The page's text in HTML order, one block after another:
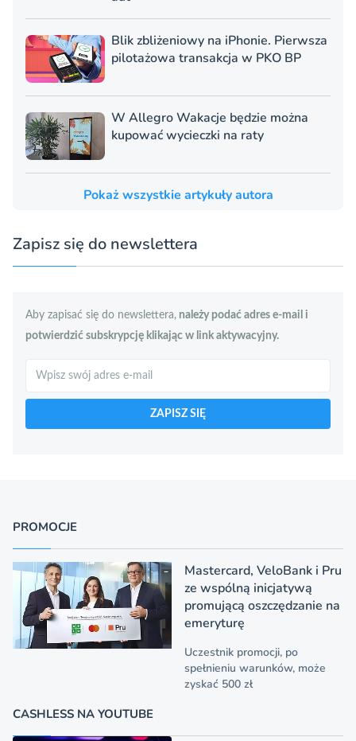
Blik zbliżeniowy na iPhonie. Pierwsza
pilotażowa transakcja w PKO BP
W Allegro Wakacje będzie można
kupować wycieczki na raty
Pokaż wszystkie artykuły autora
Zapisz się do newslettera
Aby zapisać się do newslettera, należy podać adres e-mail i
potwierdzić subskrypcję klikając w link aktywacyjny.
Szukaj
ZAPISZ SIĘ
PROMOCJE
Mastercard, VeloBank i Pru
ze wspólną inicjatywą
promującą oszczędzanie na
emeryturę
Uczestnik promocji, po
spełnieniu warunków, może
zyskać 500 zł
CASHLESS NA YOUTUBE